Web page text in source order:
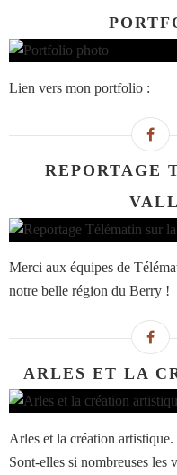
Lien vers mon portfolio :
REPORTAGE
Merci aux équipes de
notre belle région du Berry !
ARLES ET LA
Arles et la création
Sont-elles si nombreuses